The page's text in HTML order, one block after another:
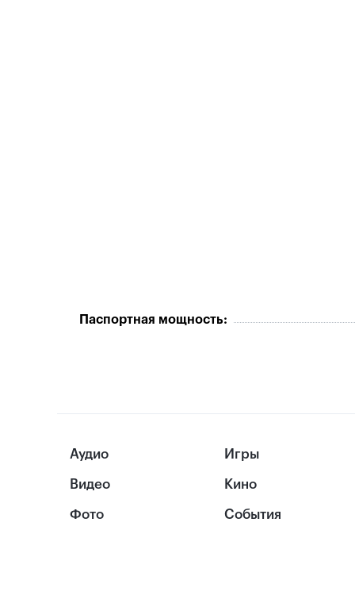
Паспортная мощность:
Аудио
Видео
Фото
Игры
Кино
События